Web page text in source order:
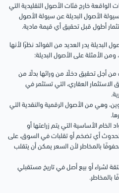
الواقعة خارج فئات الأصول التقليدية التي
الأصول البديلة عن سيولة الأصول
أطول قبل تحقيق أي قيمة مادية.
البديلة يدر العديد من الفوائد نظرًا لأنها
الأمثلة على الأصول البديلة:
من أجل تحقيق دخلًا من ورائها بدلًا من
العقاري، التي تستثمر في
وهي من الأصول الرقمية والنقدية التي
الخام الأساسية التي يتم زراعتها أو
لحدوث أي تضخم أو تقلبات في السوق، على
بالمخاطر لأن السعر يمكن أن يتقلب
لشراء أو بيع أصل في تاريخ مستقبلي
بالمخاطر.